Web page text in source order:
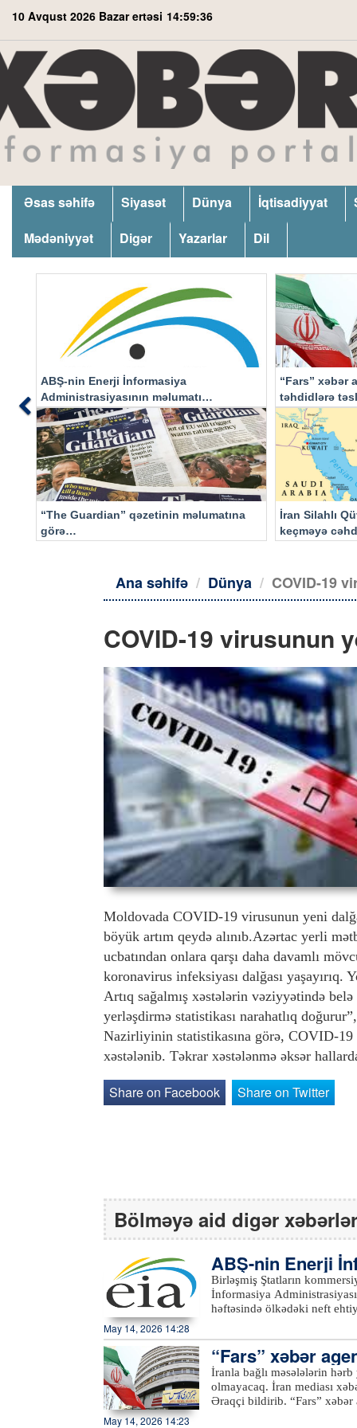
10 Avqust 2026 Bazar ertəsi 14:59:37
Əsas səhifə Siyasət Dünya İqtisadiyyat
Mədəniyyət
Digər Yazarlar Dil
ABŞ-nin Enerji İnformasiya
Administrasiyasının məlumatı
əsasında…
“Fars” xəbər
təhdidlərə
“The Guardian” qəzetinin məlumatına
görə…
İran Silahlı
keçməyə
Previous
Ana səhifə Dünya COVID-19
COVID-19 virusunun
Moldovada COVID-19 virusunun yeni
böyük artım qeydə alınıb.Azərtac yerli
ucbatından onlara qarşı daha davamlı
koronavirus infeksiyası dalğası yaşayırıq.
Artıq sağalmış xəstələrin vəziyyətində
yerləşdirmə statistikası narahatlıq
Nazirliyinin statistikasına görə, COVID-
xəstələnib. Təkrar xəstələnmə əksər
Share on Facebook Share on Twitter
Bölməyə aid digər xəbərlər
ABŞ-nin Enerji
tı əsasında…
Birləşmiş Ştatların kommersiya xam neft
İnformasiya Administrasiyasının (EIA)
həftəsində ölkədəki neft
Birləşmiş Ştatların
milyon 600 min barel
isə hesabat həftəsində 4
edib.xeber100.com
May 14, 2026 14:28
“Fars” xəbər
olmayacaq
İranla bağlı məsələlərin
olmayacaq. İran mediası xəbər verir ki, bu barədə cümə axşamı xarici işlər naziri Abbas
Əraqçi bildirib. “Fars” xəbər agentliyinin məlumatına görə, Hindistanda keçirilən “BRICS
May 14, 2026 14:23